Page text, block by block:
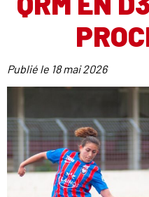
Publié le 18 mai 2026